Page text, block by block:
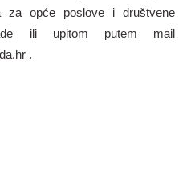
za opće poslove i društvene
ili upitom putem mail
.